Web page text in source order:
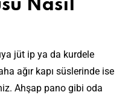
Nasıl
jüt ip ya da kurdele
ağır kapı süslerinde ise
Ahşap pano gibi oda